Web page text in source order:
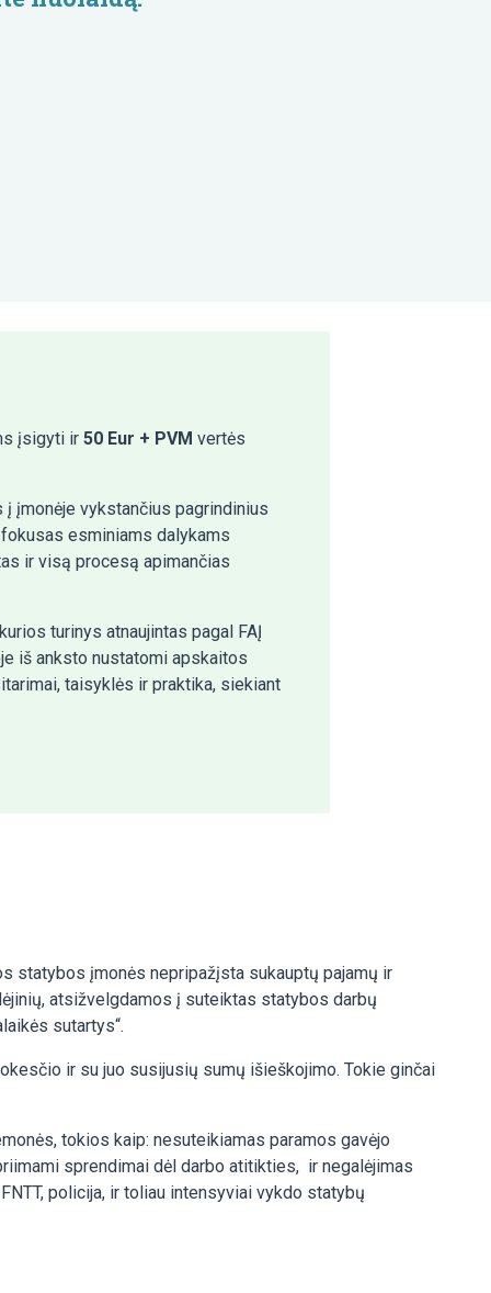
įsigyti ir 50 Eur + PVM vertės
įmonėje vykstančius pagrindinius
esminiams dalykams
ir visą procesą apimančias
turinys atnaujintas pagal FAĮ
iš anksto nustatomi apskaitos
taisyklės ir praktika, siekiant
statybos įmonės nepripažįsta sukauptų pajamų ir
atsižvelgdamos į suteiktas statybos darbų
sutartys“.
ir su juo susijusių sumų išieškojimo. Tokie ginčai
tokios kaip: nesuteikiamas paramos gavėjo
sprendimai dėl darbo atitikties, ir negalėjimas
policija, ir toliau intensyviai vykdo statybų